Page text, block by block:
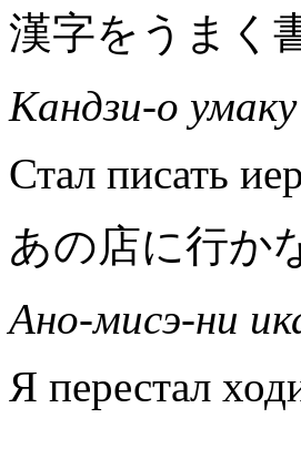
漢字をうまく
Кандзи-о
Стал писать
あの店に行か
Ано-мисэ-ни
Я перестал